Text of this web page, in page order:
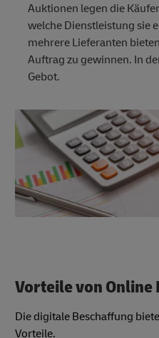
Auktionen legen die
welche Dienstleistung sie
mehrere Lieferanten
Auftrag zu gewinnen. In
Gebot.
Vorteile von Online
Die digitale Beschaffung
Vorteile.